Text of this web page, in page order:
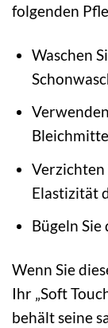
folgenden
Waschen
Verzichten
Elastizität
Bügeln
Wenn Sie
Ihr „Soft
behält seine